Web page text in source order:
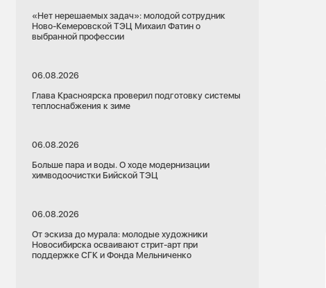
«Нет нерешаемых задач»: молодой сотрудник
Ново-Кемеровской ТЭЦ Михаил Фатин о
выбранной профессии
06.08.2026
Глава Красноярска проверил подготовку системы
теплоснабжения к зиме
06.08.2026
Больше пара и воды. О ходе модернизации
химводоочистки Бийской ТЭЦ
06.08.2026
От эскиза до мурала: молодые художники
Новосибирска осваивают стрит-арт при
поддержке СГК и Фонда Мельниченко